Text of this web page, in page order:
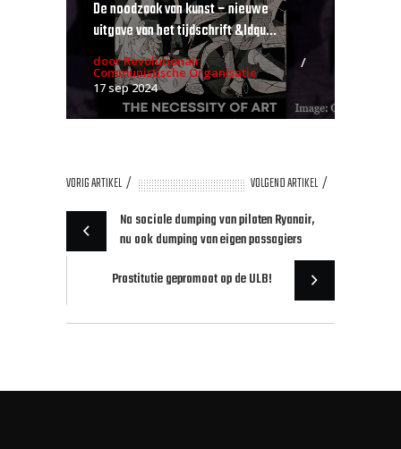
De noodzaak van kunst – nieuwe
uitgave van het tijdschrift &ldqu...
door Revolutionair
Communistische Organisatie
17 sep 2024
VORIG ARTIKEL
VOLGEND ARTIKEL
Na sociale dumping van piloten Ryanair,
nu ook dumping van eigen passagiers
Prostitutie gepromoot op de ULB!